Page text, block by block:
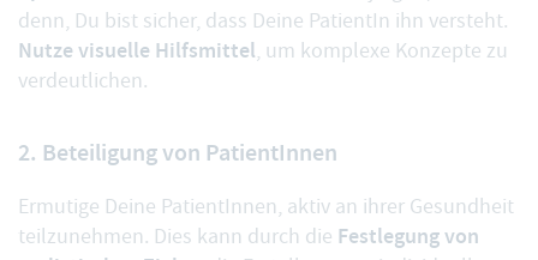
denn, Du bist sicher, dass Deine PatientIn ihn versteht.
Nutze visuelle Hilfsmittel, um komplexe Konzepte zu
verdeutlichen.
2. Beteiligung von PatientInnen
Ermutige Deine PatientInnen, aktiv an ihrer Gesundheit
teilzunehmen. Dies kann durch die Festlegung von